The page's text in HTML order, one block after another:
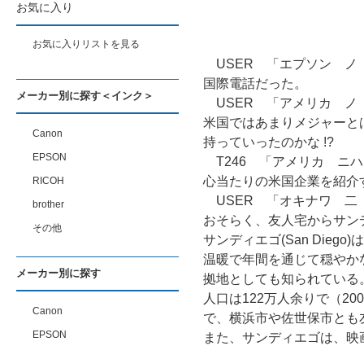
USER 「エプソン
国際電話だった。
USER 「アメリカ ノ
米国ではあまりメジャー
持っていったのかな !?
T246 「アメリカ ニハ
心当たりの米国企業を紹
USER 「オキナワ 二
おそらく、友人宅からサ
サンディエゴ(San Diego)
温暖で年間を通じて穏や
拠地としても知られている
人口は122万人余りで（
で、横浜市や佐世保市と
また、サンディエゴは、
お気に入り
お気に入りリストを見る
メーカー別に探す＜インク＞
Canon
EPSON
RICOH
brother
その他
メーカー別に探す
Canon
EPSON